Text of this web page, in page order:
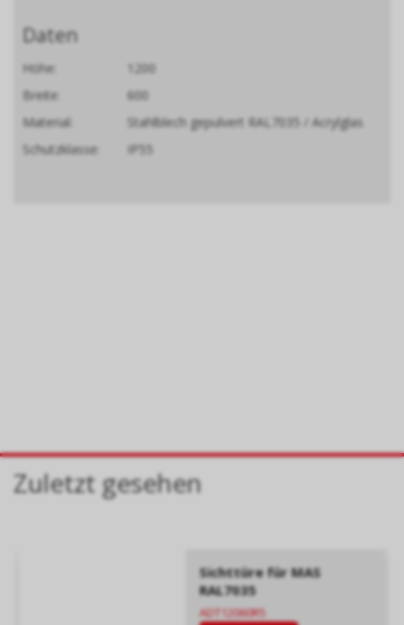
Daten
Höhe:
1200
Breite:
600
Material:
Stahlblech gepulvert RAL7035 / Acrylglas
Schutzklasse:
IP55
Zuletzt gesehen
Sichttüre für MAS
RAL7035
ADT12060R5